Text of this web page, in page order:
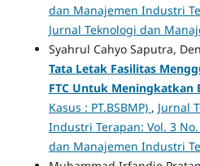
dan Manajemen Industri
Jurnal Teknologi dan
Syahrul Cahyo Saputra,
Tata Letak Fasilitas
FTC Untuk Meningkatkan
Kasus : PT.BSBMP) , Jurnal
Industri Terapan: Vol. 3
dan Manajemen Industri